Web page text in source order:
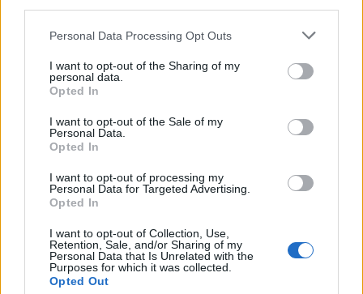
Please note that this website/app uses one or more Google
not limited to your visit or usage behaviour. You may click to
grant or deny consent to Google and its third-party tags to
use your data for below specified purposes in below Google
consent section.
Personal Data Processing Opt Outs
I want to opt-out of the Sharing of my
personal data.
Opted In
I want to opt-out of the Sale of my
Personal Data.
Opted In
I want to opt-out of processing my
Personal Data for Targeted Advertising.
Opted In
I want to opt-out of Collection, Use,
Retention, Sale, and/or Sharing of my
Personal Data that Is Unrelated with the
Purposes for which it was collected.
Opted Out
A Goobo kiadására ezúttal sem lehet panasz, a
Bonelli-válogatás ezen darabja is A5-ös méretű,
színes képei pedig jó minőségű fényes papíron
díszelegnek. APrológusban egyébiránt megvan
minden, ami egy széria nyitó epizódjához kell: jó
alapötlet, érdekes karakterek és egyedi hangulat.
Ugyanakkor a legtöbb kezdéshez hasonlóan itt is sok
minden lóg a levegőben, marad megválaszolatlanul
vagy éppen még nem érzi fontosnak az olvasó.
Továbbá írói oldalról akadtak a főbb eseményekhez
viszonyítva gyermekded megoldások, amik inkább
érződtek gagyi túlkapásoknak, mintsem
későbbi történetek majd változtathatnak, hiszen az
első rejtély volt annyira magával ragadó, hogy az
olvasója kivárja, míg az egyelőre sutább és